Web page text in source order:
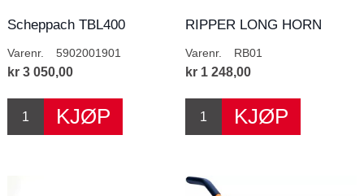
Scheppach TBL400
Varenr. 5902001901
kr 3 050,00
RIPPER LONG HORN
Varenr. RB01
kr 1 248,00